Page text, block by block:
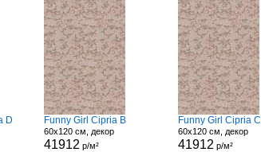
D Funny Girl Cipria B
60x120 см, декор
41912 р/м²
Funny Girl Cipria C
60x120 см, декор
41912 р/м²